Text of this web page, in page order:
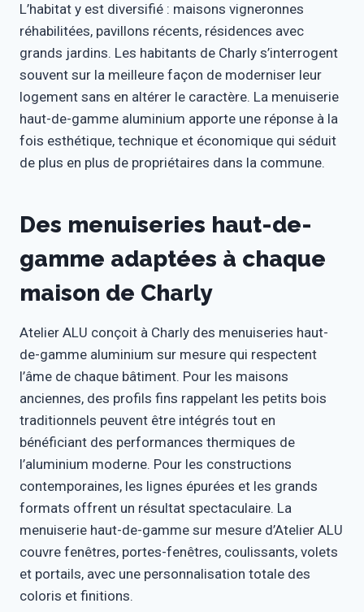
L’habitat y est diversifié : maisons vigneronnes
réhabilitées, pavillons récents, résidences avec
grands jardins. Les habitants de Charly s’interrogent
souvent sur la meilleure façon de moderniser leur
logement sans en altérer le caractère. La menuiserie
haut-de-gamme aluminium apporte une réponse à la
fois esthétique, technique et économique qui séduit
de plus en plus de propriétaires dans la commune.
Des menuiseries haut-de-
gamme adaptées à chaque
maison de Charly
Atelier ALU conçoit à Charly des menuiseries haut-
de-gamme aluminium sur mesure qui respectent
l’âme de chaque bâtiment. Pour les maisons
anciennes, des profils fins rappelant les petits bois
traditionnels peuvent être intégrés tout en
bénéficiant des performances thermiques de
l’aluminium moderne. Pour les constructions
contemporaines, les lignes épurées et les grands
formats offrent un résultat spectaculaire. La
menuiserie haut-de-gamme sur mesure d’Atelier ALU
couvre fenêtres, portes-fenêtres, coulissants, volets
et portails, avec une personnalisation totale des
coloris et finitions.